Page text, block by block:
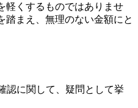
軽くするものではありませ
踏まえ、無理のない金額にと
認に関して、疑問として挙